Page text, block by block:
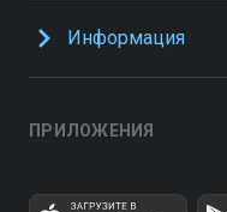
Информация
ПРИЛОЖЕНИЯ